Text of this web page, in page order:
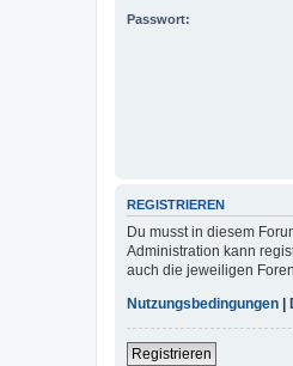
Passwort:
REGISTRIEREN
Du musst in diesem
Administration kann
auch die jeweiligen
Nutzungsbedingungen
Registrieren